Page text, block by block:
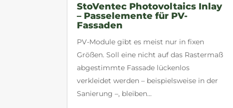
StoVentec Photovoltaics Inlay
– Passelemente für PV-
Fassaden
PV-Module gibt es meist nur in fixen
Größen. Soll eine nicht auf das Rastermaß
abgestimmte Fassade lückenlos
verkleidet werden – beispielsweise in der
Sanierung –, bleiben...